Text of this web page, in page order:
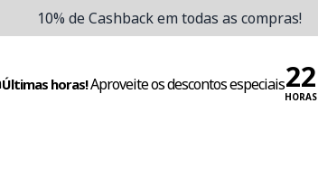
10% de Cashback em todas as compras!
Últimas horas!Aproveite os descontos especiais
HORAS